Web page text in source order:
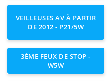
VEILLEUSES AV À PARTIR
DE 2012 - P21/5W
3ÈME FEUX DE STOP -
W5W